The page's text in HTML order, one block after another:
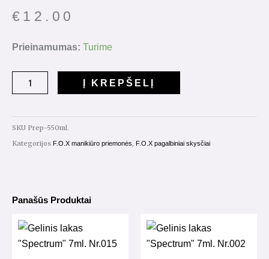
€ 12.00
Prieinamumas: Turime
produkto
Nail
550
ml.
Į KREPŠELĮ
SKU Prep-550ml.
Kategorijos F.O.X manikiūro priemonės, F.O.X pagalbiniai skysčiai
Panašūs Produktai